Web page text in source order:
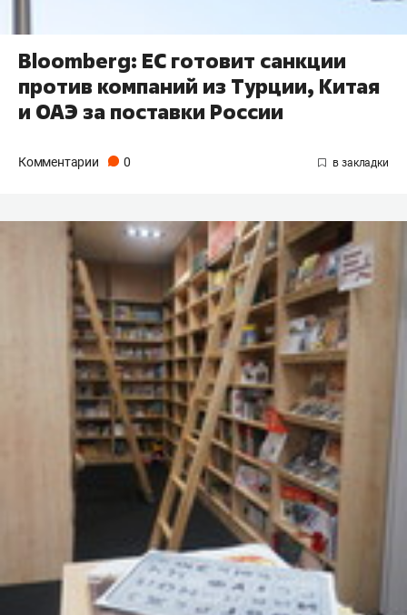
Bloomberg: ЕС готовит санкции
против компаний из Турции, Китая
и ОАЭ за поставки России
Комментарии 0